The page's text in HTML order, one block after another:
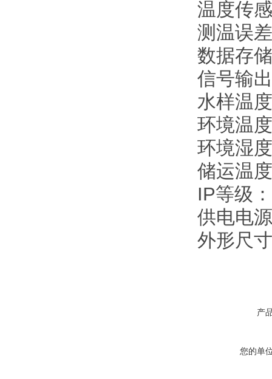
温度传
测温误
数据存
信号输
水样温
环境温
环境湿
储运温
IP等级
供电电
外形尺
产
您的单